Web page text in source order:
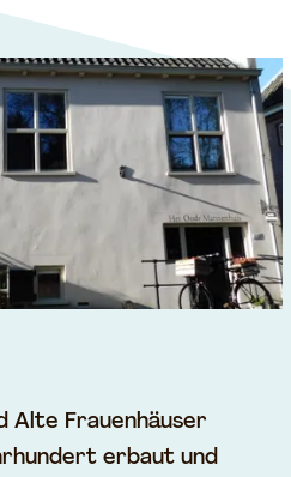
Alte Frauenhäuser
erbaut und